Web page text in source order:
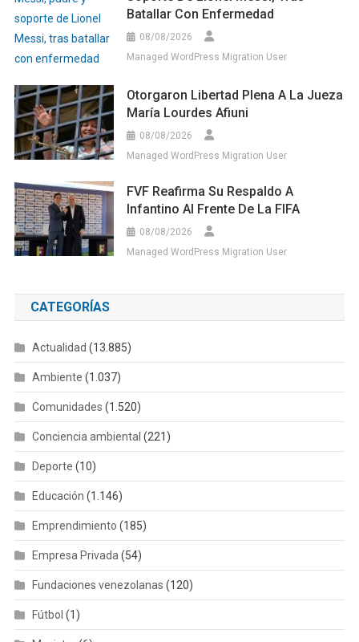
Batallar Con Enfermedad
08/08/2026
Managed WordPress Migration User
Otorgaron Libertad Plena A La Jueza
María Lourdes Afiuni
08/08/2026
Managed WordPress Migration User
FVF Reafirma Su Respaldo A
Infantino Al Frente De La FIFA
08/08/2026
Managed WordPress Migration User
CATEGORÍAS
Actualidad (13.885)
Ambiente (1.037)
Comunidades (1.520)
Conciencia ambiental (221)
Deporte (10)
Educación (1.146)
Emprendimiento (185)
Empresa Privada (54)
Fundaciones venezolanas (120)
Fútbol (1)